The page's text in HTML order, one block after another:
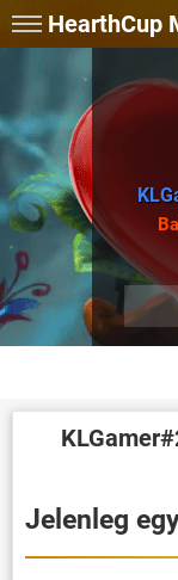
HearthCup
Jelenleg